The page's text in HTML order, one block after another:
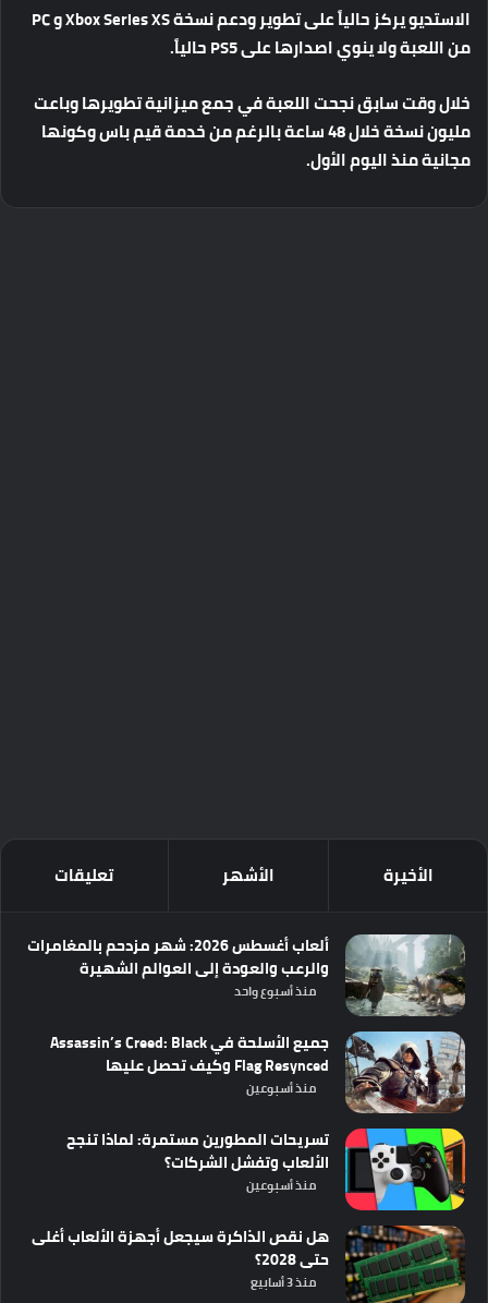
الاستديويركزحالياًعلىتطويرودعمنسخة و
مناللعبةولاينوياصدارهاعلى حالياً.
خلالوقتسابقنجحتاللعبةفيجمعميزانيةتطويرهاوباعت
مليوننسخةخلال ساعةبالرغممنخدمةقيمباسوكونها
مجانيةمنذاليومالأول.
الأخيرة الأشهر تعليقات
ألعاب أغسطس 2026: شهر مزدحم بالمغامرات
والرعب والعودة إلى العوالم الشهيرة
منذ أسبوع واحد
جميع الأسلحة في Assassin’s Creed: Black
Flag Resynced وكيف تحصل عليها
منذ أسبوعين
تسريحات المطورين مستمرة: لماذا تنجح
الألعاب وتفشل الشركات؟
منذ أسبوعين
هل نقص الذاكرة سيجعل أجهزة الألعاب أغلى
حتى 2028؟
منذ 3 أسابيع